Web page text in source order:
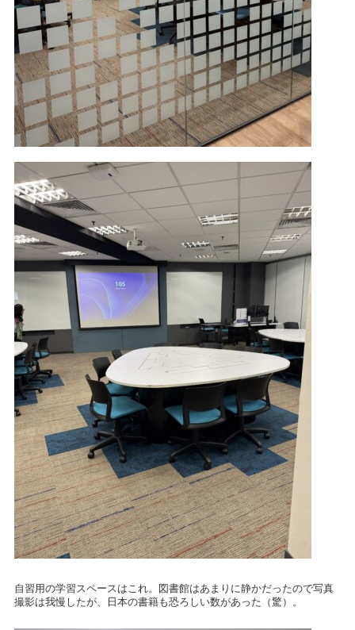
自習用の学習スペースはこれ。図書館はあまりに静かだったので写真
撮影は我慢したが、日本の書籍も恐ろしい数があった（驚）。